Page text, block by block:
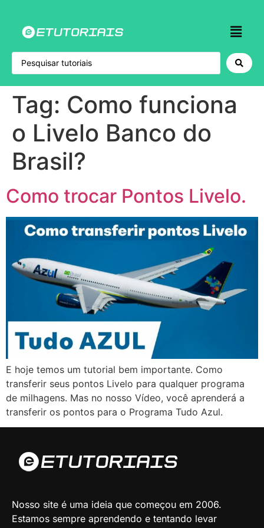
Tag: Como funciona
o Livelo Banco do
Brasil?
Como trocar Pontos Livelo.
E hoje temos um tutorial bem importante. Como
transferir seus pontos Livelo para qualquer programa
de milhagens. Mas no nosso Vídeo, você aprenderá a
transferir os pontos para o Programa Tudo Azul.
Nosso site é uma ideia que começou em 2006.
Estamos sempre aprendendo e tentando levar